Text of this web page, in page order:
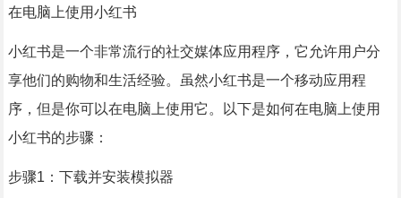
在电脑上使用小红书
小红书是一个非常流行的社交媒体应用程序，它允许用户分
享他们的购物和生活经验。虽然小红书是一个移动应用程
序，但是你可以在电脑上使用它。以下是如何在电脑上使用
小红书的步骤：
步骤1：下载并安装模拟器